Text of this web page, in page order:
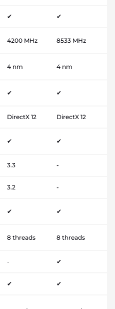
✔ ✔
4200 MHz 8533 MHz
4 nm 4 nm
✔ ✔
DirectX 12 DirectX 12
✔ ✔
3.3 -
3.2 -
✔ ✔
8 threads 8 threads
- ✔
✔ ✔